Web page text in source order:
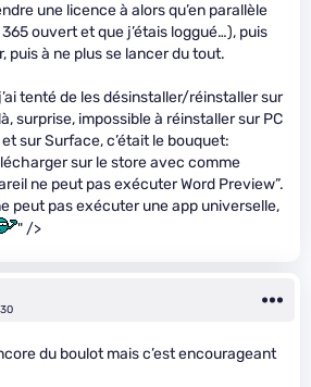
une licence à alors qu’en parallèle
ouvert et que j’étais loggué…), puis
puis à ne plus se lancer du tout.
tenté de les désinstaller/réinstaller sur
surprise, impossible à réinstaller sur PC
sur Surface, c’était le bouquet:
sur le store avec comme
ne peut pas exécuter Word Preview”.
peut pas exécuter une app universelle,
" />
du boulot mais c’est encourageant